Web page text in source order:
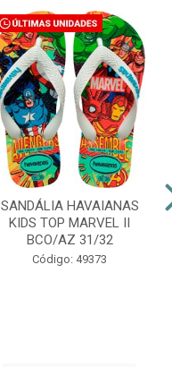
SANDÁLIA HAVAIANAS
KIDS TOP MARVEL II
BCO/AZ 31/32
Código: 49373